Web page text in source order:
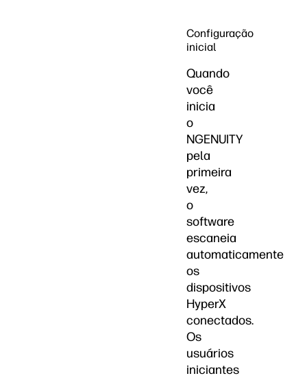
Configuração
inicial
Quando
você
inicia
o
NGENUITY
pela
primeira
vez,
o
software
escaneia
automaticamente
os
dispositivos
HyperX
conectados.
Os
usuários
iniciantes